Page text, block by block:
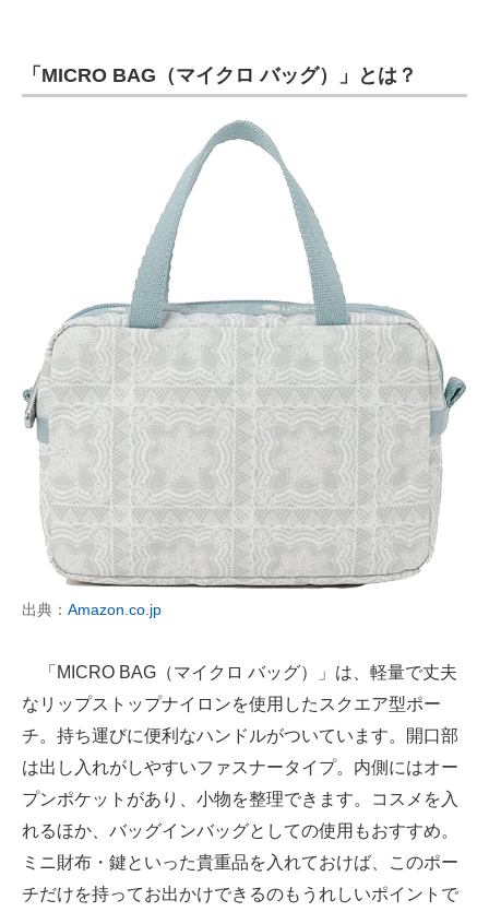
建設×テクノロジーの最前線
ちょっと気になるネットの話題
「MICRO BAG（マイクロ バッグ）」とは？
出典： Amazon.co.jp
「MICRO BAG（マイクロ バッグ）」は、軽量で丈夫
なリップストップナイロンを使用したスクエア型ポー
チ。持ち運びに便利なハンドルがついています。開口部
は出し入れがしやすいファスナータイプ。内側にはオー
プンポケットがあり、小物を整理できます。コスメを入
れるほか、バッグインバッグとしての使用もおすすめ。
ミニ財布・鍵といった貴重品を入れておけば、このポー
チだけを持ってお出かけできるのもうれしいポイントで